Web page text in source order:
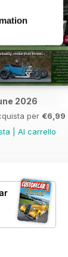
2026
per €6,99
Al carrello